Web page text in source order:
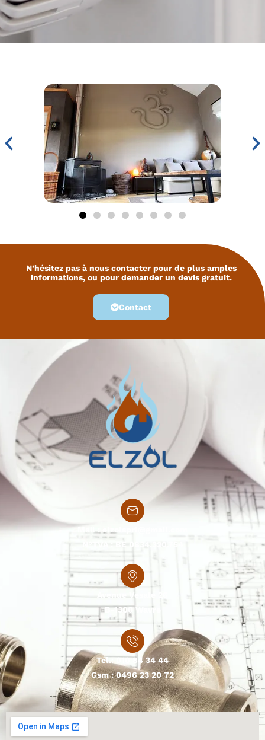
N’hésitez pas à nous contacter pour de plus amples
informations, ou pour demander un devis gratuit.
Contact
N°TVA : BE 0834.320.754
Avenue Vesale 26
B-1300 Wavre
Tél.:010 84 34 44
Gsm :0496 23 20 72